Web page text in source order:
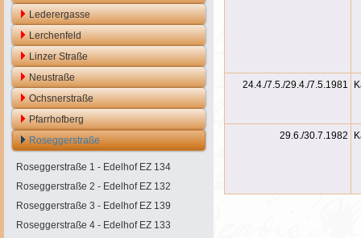
Lederergasse
Lerchenfeld
Linzer Straße
Neustraße
Ochsnerstraße
Pfarrhofberg
Roseggerstraße
Roseggerstraße 1 - Edelhof EZ 134
Roseggerstraße 2 - Edelhof EZ 132
Roseggerstraße 3 - Edelhof EZ 139
Roseggerstraße 4 - Edelhof EZ 133
24.4./7.5./29.4./7.5.1981
29.6./30.7.1982